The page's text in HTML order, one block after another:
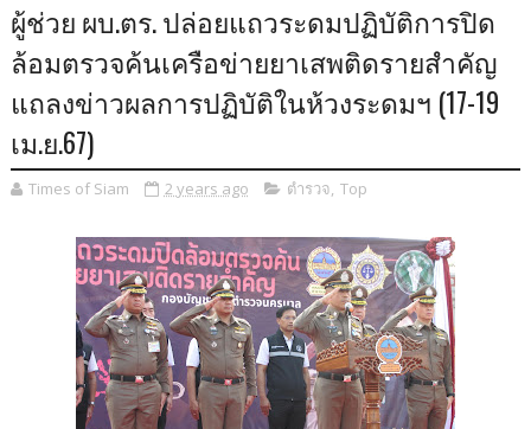
ผู้ช่วย ผบ.ตร. ปล่อยแถวระดมปฏิบัติการปิด
ล้อมตรวจค้นเครือข่ายยาเสพติดรายสำคัญ
แถลงข่าวผลการปฏิบัติในห้วงระดมฯ (17-19
เม.ย.67)
Times of Siam 2 years ago ตำรวจ, Top